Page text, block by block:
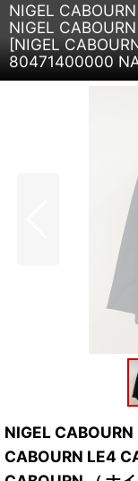
NIGEL
NIGEL
[NIGEL
80471400000
NIGEL
CABOURN LE4